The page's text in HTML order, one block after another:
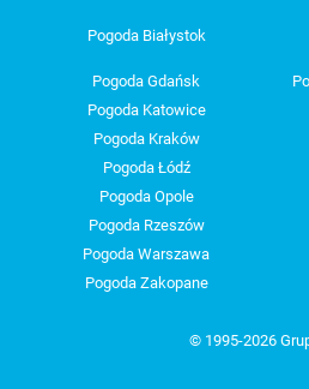
Pogoda Białystok
Pogoda Gdańsk
Pogoda Katowice
Pogoda Kraków
Pogoda Łódź
Pogoda Opole
Pogoda Rzeszów
Pogoda Warszawa
Pogoda Zakopane
© 1995-2026